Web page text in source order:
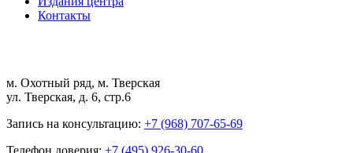
Контакты
м. Охотный ряд, м. Тверская
ул. Тверская, д. 6, стр.6
Запись на консультацию: +7 (968) 707-65-69